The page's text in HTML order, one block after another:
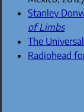
Stanley
of Limbs
The
Radiohead